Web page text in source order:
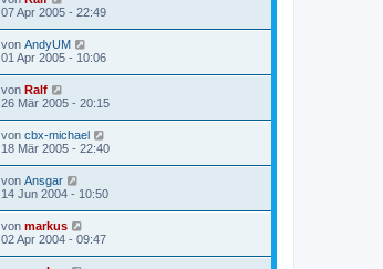
07 Apr 2005 - 22:49
von AndyUM
01 Apr 2005 - 10:06
von Ralf
26 Mär 2005 - 20:15
von cbx-michael
18 Mär 2005 - 22:40
von Ansgar
14 Jun 2004 - 10:50
von markus
02 Apr 2004 - 09:47